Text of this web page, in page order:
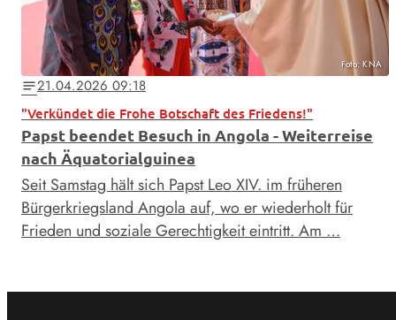
Foto: KNA
notes21.04.2026 09:18
"Verkündet die Frohe Botschaft des Friedens!"
Papst beendet Besuch in Angola - Weiterreise
nach Äquatorialguinea
Seit Samstag hält sich Papst Leo XIV. im früheren
Bürgerkriegsland Angola auf, wo er wiederholt für
Frieden und soziale Gerechtigkeit eintritt. Am …